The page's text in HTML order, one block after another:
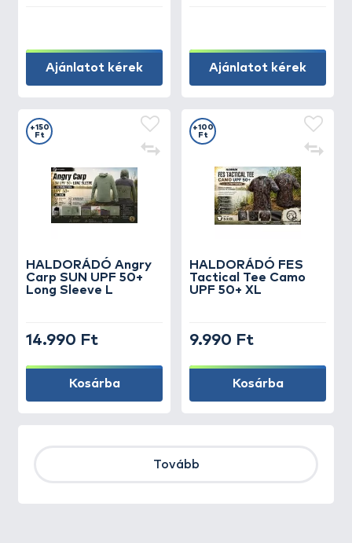
Ajánlatot kérek Ajánlatot kérek
HALDORÁDÓ Angry
Carp SUN UPF 50+
Long Sleeve L
+150
Ft
14.990 Ft
Kosárba
HALDORÁDÓ FES
Tactical Tee Camo
UPF 50+ XL
+100
Ft
9.990 Ft
Kosárba
Tovább